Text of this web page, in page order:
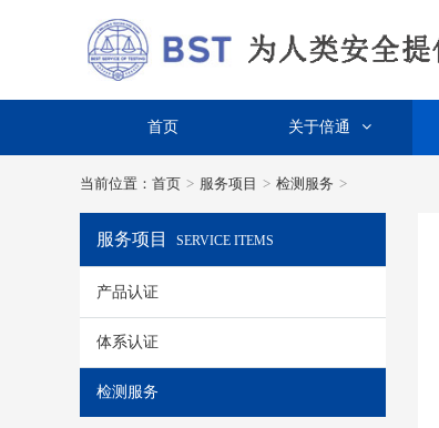
首页 关于倍通
当前位置： 首页 > 服务项目 > 检测服务 >
服务项目 SERVICE ITEMS
产品认证
体系认证
检测服务